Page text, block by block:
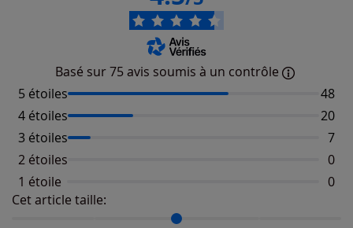
Basé sur 75 avis soumis à un contrôle
5 étoiles
48
4 étoiles
20
3 étoiles
7
2 étoiles
0
1 étoile
0
Cet article taille:
Répartition du taillant selon les avis clients
Taille normalement : 88%